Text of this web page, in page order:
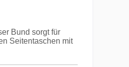
Bund sorgt für
Seitentaschen mit